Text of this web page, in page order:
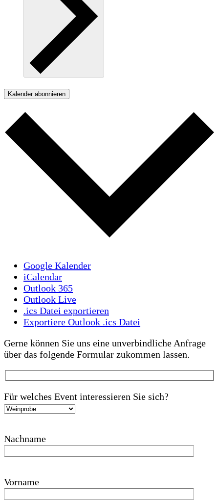
Kalender abonnieren
Google Kalender
iCalendar
Outlook 365
Outlook Live
.ics Datei exportieren
Exportiere Outlook .ics Datei
Gerne können Sie uns eine unverbindliche Anfrage
über das folgende Formular zukommen lassen.
Für welches Event interessieren Sie sich?
Nachname
Vorname